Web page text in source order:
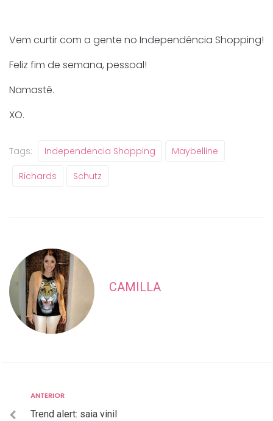
Vem curtir com a gente no Independência Shopping!
Feliz fim de semana, pessoal!
Namastê.
XO.
Tags: Independencia Shopping Maybelline
Richards Schutz
CAMILLA
Navegação
Anterior
ANTERIOR
Trend alert: saia vinil